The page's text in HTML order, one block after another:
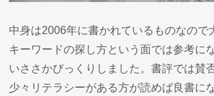
中身は2006年に書かれているものなので
キーワードの探し方という面では参考に
いささかびっくりしました。書評では賛
少々リテラシーがある方が読めば良書に